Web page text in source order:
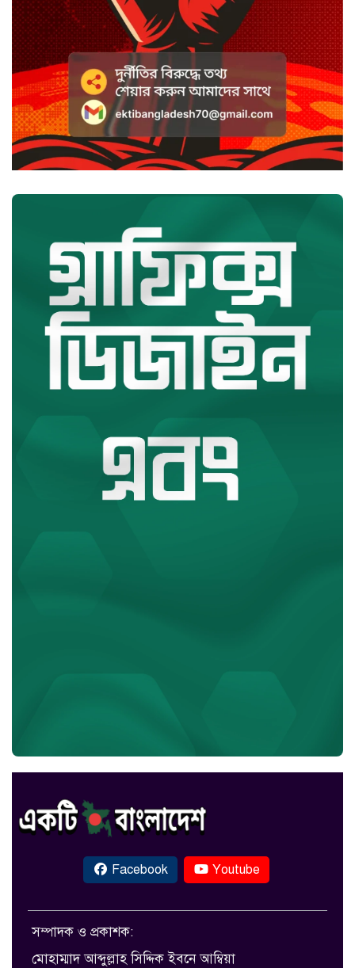
সৌদি আরবে হুতি হামলায় শিশুসহ
আহত ১১
Facebook Youtube
সম্পাদক ও প্রকাশক:
মোহাম্মাদ আব্দুল্লাহ সিদ্দিক ইবনে আম্বিয়া